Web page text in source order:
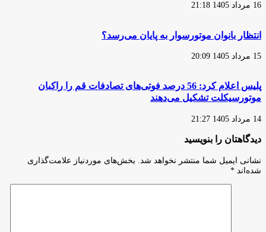
16 مرداد 1405 21:18
انتظار بانوان موتورسوار به پایان می‌رسد؟
15 مرداد 1405 20:09
پلیس اعلام کرد: 56 درصد فوتی‌های تصادفات قم را راکبان
موتورسیکلت تشکیل می‌دهند
14 مرداد 1405 21:27
دیدگاهتان را بنویسید
نشانی ایمیل شما منتشر نخواهد شد.
بخش‌های موردنیاز علامت‌گذاری
شده‌اند *